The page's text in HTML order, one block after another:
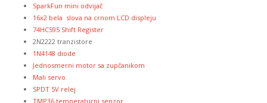
SparkFun mini odvijač
16x2 bela slova na crnom LCD displeju
74HC595 Shift Register
2N2222 tranzistore
1N4148 diode
Jednosmerni motor sa zupčanikom
Mali servo
SPDT 5V relej
TMP36 temperaturni senzor